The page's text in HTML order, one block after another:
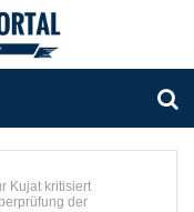
Kujat kritisiert
der